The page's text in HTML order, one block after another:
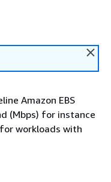
Amazon EBS
(Mbps) for instance
workloads with